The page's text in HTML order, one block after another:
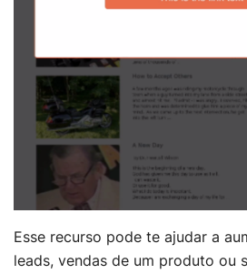
Esse recurso pode te ajudar a
leads, vendas de um produto ou